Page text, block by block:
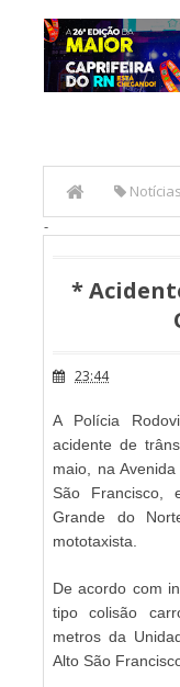
Notícias
Oeste do RN.
-
*
23:44
A Polícia
acidente de
maio, na
São Francisco,
Grande do
mototaxista.
De acordo com
tipo colisão
metros da
Alto São